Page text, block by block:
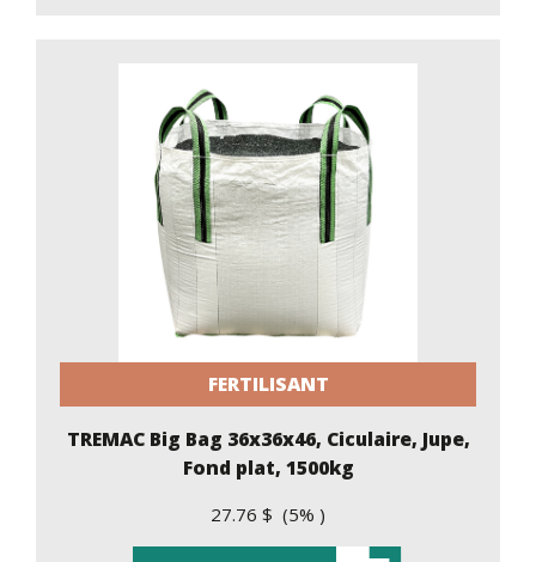
FERTILISANT
TREMAC Big Bag 36x36x46, Ciculaire, Jupe,
Fond plat, 1500kg
27.76 $ (5% )